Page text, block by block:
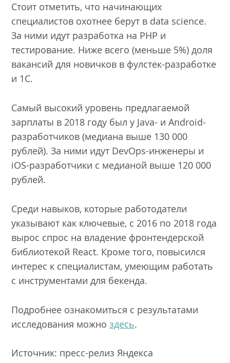
Стоит отметить, что начинающих
специалистов охотнее берут в data science.
За ними идут разработка на PHP и
тестирование. Ниже всего (меньше 5%) доля
вакансий для новичков в фулстек-разработке
и 1С.
Самый высокий уровень предлагаемой
зарплаты в 2018 году был у Java- и Android-
разработчиков (медиана выше 130 000
рублей). За ними идут DevOps-инженеры и
iOS-разработчики с медианой выше 120 000
рублей.
Среди навыков, которые работодатели
указывают как ключевые, с 2016 по 2018 года
вырос спрос на владение фронтендерской
библиотекой React. Кроме того, повысился
интерес к специалистам, умеющим работать
с инструментами для бекенда.
Подробнее ознакомиться с результатами
исследования можноздесь.
Источник: пресс-релиз Яндекса